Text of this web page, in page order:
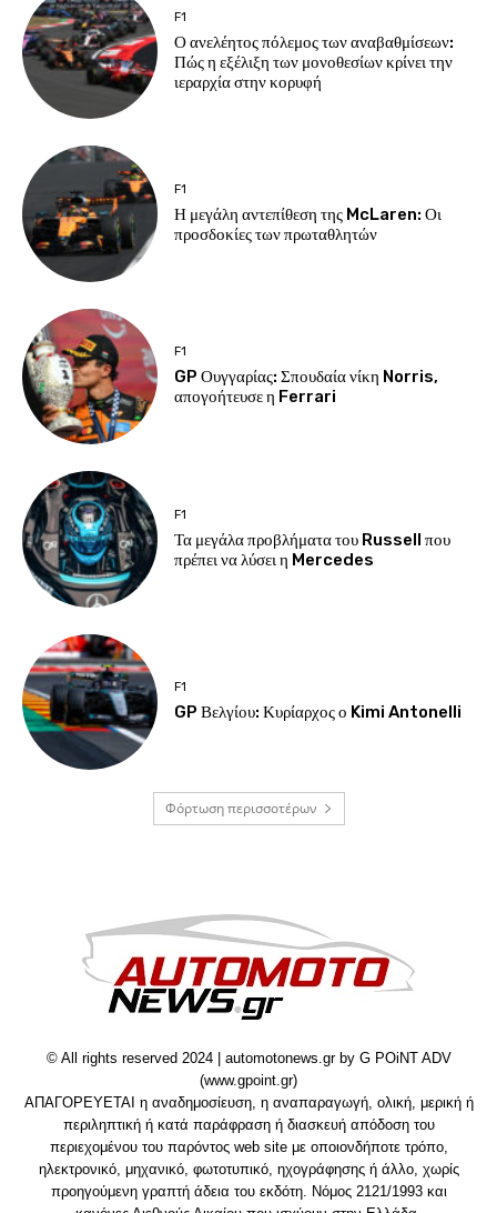
F1
Ο ανελέητος πόλεμος των αναβαθμίσεων:
Πώς η εξέλιξη των μονοθεσίων κρίνει την
ιεραρχία στην κορυφή
F1
Η μεγάλη αντεπίθεση της McLaren: Οι
προσδοκίες των πρωταθλητών
F1
GP Ουγγαρίας: Σπουδαία νίκη Norris,
απογοήτευσε η Ferrari
F1
Τα μεγάλα προβλήματα του Russell που
πρέπει να λύσει η Mercedes
F1
GP Βελγίου: Κυρίαρχος ο Kimi Antonelli
Φόρτωση περισσοτέρων
© All rights reserved 2024 | automotonews.gr by G POiNT ADV
(www.gpoint.gr)
ΑΠΑΓΟΡΕΥΕΤΑΙ η αναδημοσίευση, η αναπαραγωγή, ολική, μερική ή
περιληπτική ή κατά παράφραση ή διασκευή απόδοση του
περιεχομένου του παρόντος web site με οποιονδήποτε τρόπο,
ηλεκτρονικό, μηχανικό, φωτοτυπικό, ηχογράφησης ή άλλο, χωρίς
προηγούμενη γραπτή άδεια του εκδότη. Νόμος 2121/1993 και